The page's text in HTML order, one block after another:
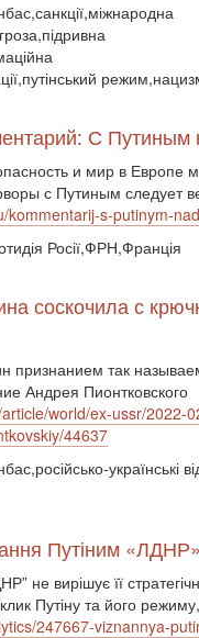
С Путиным
и мир в Европе
с Путиным следует
kommentarij-s-putinym-
Росії,ФРН,Франція
соскочила с
признанием так
Андрея Пионтковского
world/ex-ussr/
44637
українські
Путіним
не вирішує її
Путіну та його
247667-viznannya-